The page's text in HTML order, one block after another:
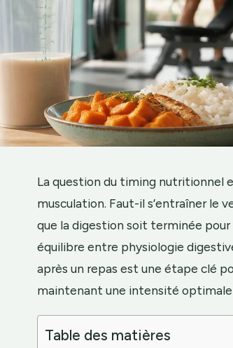
La question du timing nutritionnel
musculation. Faut-il s’entraîner le
que la digestion soit terminée
équilibre entre physiologie
après un repas est une étape clé
maintenant une intensité optimale
Table des matières